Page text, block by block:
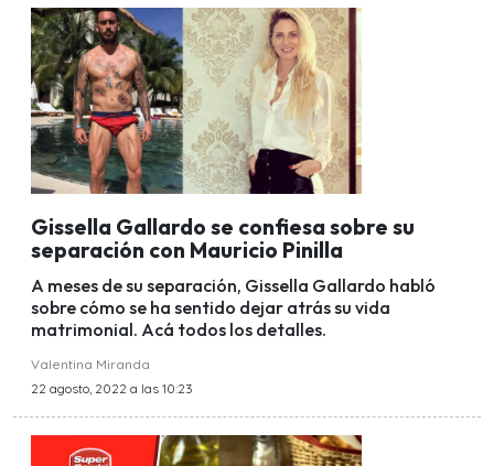
Gissella Gallardo se confiesa sobre su
separación con Mauricio Pinilla
A meses de su separación, Gissella Gallardo habló
sobre cómo se ha sentido dejar atrás su vida
matrimonial. Acá todos los detalles.
Valentina Miranda
22 agosto, 2022 a las 10:23